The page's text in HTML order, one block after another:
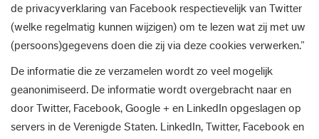
de privacyverklaring van Facebook respectievelijk van Twitter
(welke regelmatig kunnen wijzigen) om te lezen wat zij met uw
(persoons)gegevens doen die zij via deze cookies verwerken.”
De informatie die ze verzamelen wordt zo veel mogelijk
geanonimiseerd. De informatie wordt overgebracht naar en
door Twitter, Facebook, Google + en LinkedIn opgeslagen op
servers in de Verenigde Staten. LinkedIn, Twitter, Facebook en